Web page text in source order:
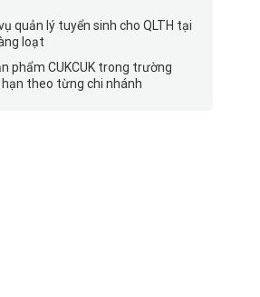
quản lý tuyển sinh cho QLTH tại
loạt
phẩm CUKCUK trong trường
theo từng chi nhánh